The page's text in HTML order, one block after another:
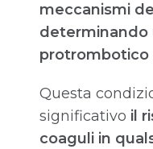
meccanismi
determinando
protrombotico
Questa
significativo il
coaguli in